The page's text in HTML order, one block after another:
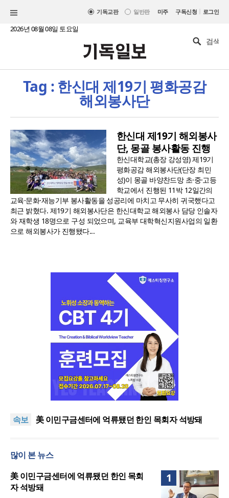
기독교판 일반판 미주 구독신청 | 로그인
2026년 08월 08일 토요일
Tag : 한신대 제19기 평화공감
해외봉사단
한신대 제19기 해외봉사
단, 몽골 봉사활동 진행
한신대학교(총장 강성영) 제19기
평화공감 해외봉사단(단장 최민
성)이 몽골 바양찬드망 초·중·고등
학교에서 진행된 11박 12일간의
교육·문화·재능기부 봉사활동을 성공리에 마치고 무사히 귀국했다고
최근 밝혔다. 제19기 해외봉사단은 한신대학교 해외봉사 담당 인솔자
와 재학생 18명으로 구성 되었으며, 교육부 대학혁신지원사업의 일환
으로 해외봉사가 진행됐다...
속보
인도 마하라슈트라주 개종 금지법 시행… 기독교계
구 사용 승인… 장기 개발 기반 확보
美 이민구금센터에 억류됐던 한인 목회자 석방돼
인도 마하라슈트라주 개종 금지법 시행… 기독교계
올리벳대학교, 120만 평 리버사이드 대학 캠퍼스 영
구 사용 승인… 장기 개발 기반 확보
많이 본 뉴스
1
美 이민구금센터에 억류됐던 한인 목회
자 석방돼